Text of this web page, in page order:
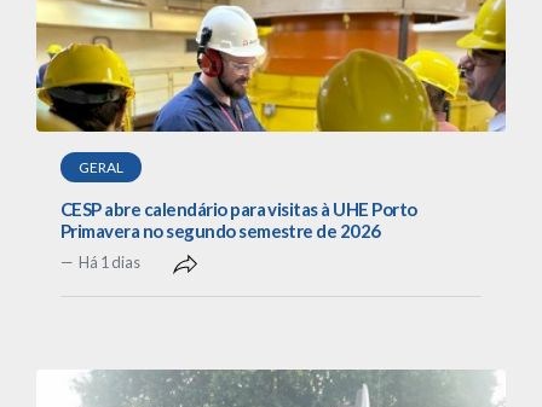
GERAL
CESP abre calendário para visitas à UHE Porto
Primavera no segundo semestre de 2026
Há 1 dias